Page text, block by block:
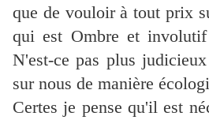
que de vouloir à tout prix
qui est Ombre et
N'est-ce pas plus
sur nous de manière
Certes je pense qu'il est